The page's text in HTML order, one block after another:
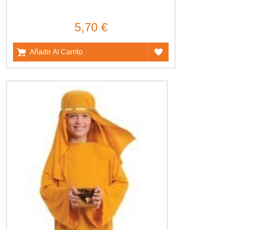
5,70 €
Añadir Al Carrito